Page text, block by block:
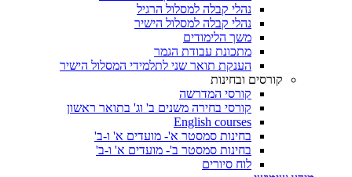
נהלי קבלה למסלול הרגיל
נהלי קבלה למסלול הישיר
משך הלימודים
מתכונת עבודת הגמר
הענקת תואר שני לתלמידי המסלול הישיר
קורסים ובחינות
קורסי המדרשה
קורסי בחירה משנים ב' וג' בתואר ראשון
English courses
בחינות סמסטר א'- מועדים א' ו-ב'
בחינות סמסטר ב'- מועדים א' ו-ב'
לוח סיורים